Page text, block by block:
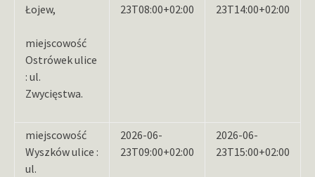
Łojew,
miejscowość
Ostrówek ulice
: ul.
Zwycięstwa.
23T08:00+02:00
23T14:00+02:00
miejscowość
Wyszków ulice :
ul.
2026-06-
23T09:00+02:00
2026-06-
23T15:00+02:00